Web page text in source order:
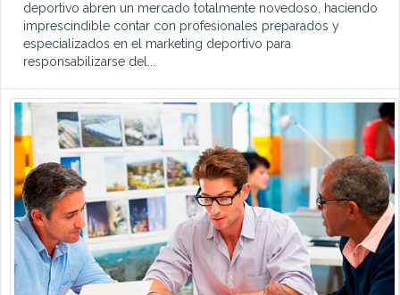
deportivo abren un mercado totalmente novedoso, haciendo
imprescindible contar con profesionales preparados y
especializados en el marketing deportivo para
responsabilizarse del...